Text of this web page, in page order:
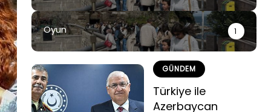
Oyun 1
GÜNDEM
Türkiye ile
Azerbaycan